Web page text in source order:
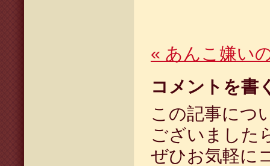
« あんこ嫌い
コメントを書
この記事につ
ございました
ぜひお気軽に